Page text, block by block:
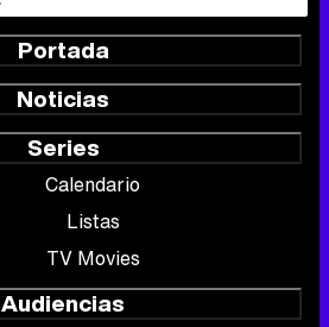
Portada
Noticias
Series
Calendario
Listas
TV Movies
Audiencias